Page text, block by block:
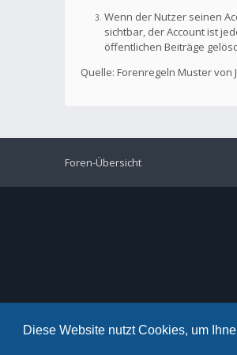
Diese Website nutzt Cookies, um
Wenn der Nutzer seinen
sichtbar, der Account ist
öffentlichen Beiträge
Quelle: Forenregeln Muster von
Foren-Übersicht